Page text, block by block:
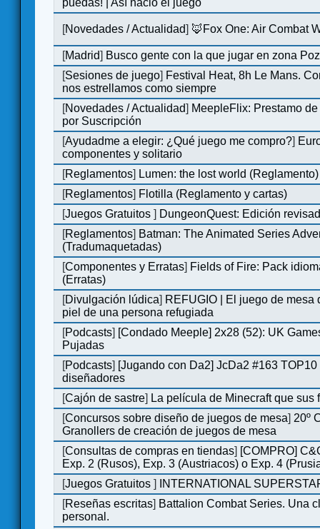
puedas! | Así nació el juego
[Novedades / Actualidad] 🦊Fox One: Air Combat
[Madrid] Busco gente con la que jugar en zona
[Sesiones de juego] Festival Heat, 8h Le Mans.
nos estrellamos como siempre
[Novedades / Actualidad] MeepleFlix: Prestamo
por Suscripción
[Ayudadme a elegir: ¿Qué juego me compro?]
componentes y solitario
[Reglamentos] Lumen: the lost world (Reglamento)
[Reglamentos] Flotilla (Reglamento y cartas)
[Juegos Gratuitos] DungeonQuest: Edición
[Reglamentos] Batman: The Animated Series
(Tradumaquetadas)
[Componentes y Erratas] Fields of Fire: Pack
(Erratas)
[Divulgación lúdica] REFUGIO | El juego de mesa
piel de una persona refugiada
[Podcasts] [Condado Meeple] 2x28 (52): UK
Pujadas
[Podcasts] [Jugando con Da2] JcDa2 #163
diseñadores
[Cajón de sastre] La película de Minecraft que sus
[Concursos sobre diseño de juegos de mesa] 20º
Granollers de creación de juegos de mesa
[Consultas de compras en tiendas] [COMPRO]
Exp. 2 (Rusos), Exp. 3 (Austriacos) o Exp. 4
[Juegos Gratuitos]
INTERNATIONAL
[Reseñas escritas] Battalion Combat Series. Una
personal.